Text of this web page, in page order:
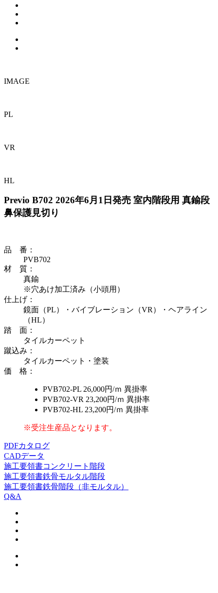
IMAGE
PL
VR
HL
Previo B702 2026年6月1日発売 室内階段用 真鍮段
鼻保護見切り
品 番 ：
PVB702
材 質 ：
真鍮
※穴あけ加工済み（小頭用）
仕上げ ：
鏡面（PL）・バイブレーション（VR）・ヘアライン
（HL）
踏 面 ：
タイルカーペット
蹴込み ：
タイルカーペット・塗装
価 格 ：
PVB702-PL 26,000円/ｍ 異掛率
PVB702-VR 23,200円/ｍ 異掛率
PVB702-HL 23,200円/ｍ 異掛率
※受注生産品となります。
PDFカタログ
CADデータ
施工要領書コンクリート階段
施工要領書鉄骨モルタル階段
施工要領書鉄骨階段（非モルタル）
Q&A